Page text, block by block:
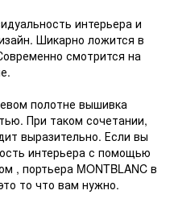
интерьера и
Шикарно ложится в
смотрится на
полотне вышивка
При таком сочетании,
выразительно. Если вы
интерьера с помощью
, портьера MONTBLANC в
то что вам нужно.